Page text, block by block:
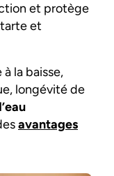
et protège
et
la baisse,
longévité de
avantages